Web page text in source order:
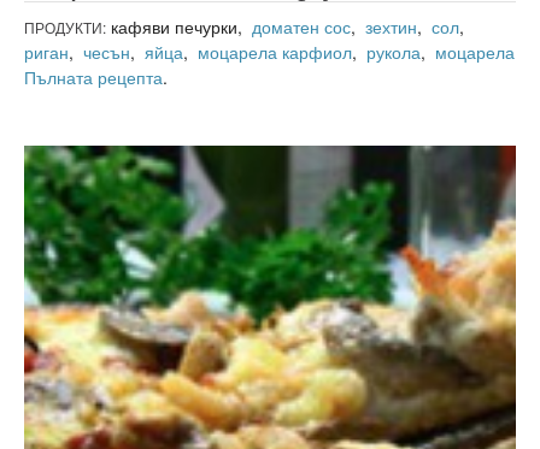
ПРОДУКТИ: кафяви печурки, доматен сос, зехтин, сол,
риган, чесън, яйца, моцарела карфиол, рукола, моцарела
Пълната рецепта.